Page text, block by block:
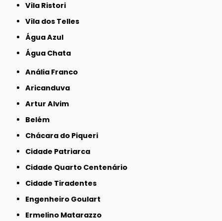
Vila Ristori
Vila dos Telles
Água Azul
Água Chata
Anália Franco
Aricanduva
Artur Alvim
Belém
Chácara do Piqueri
Cidade Patriarca
Cidade Quarto Centenário
Cidade Tiradentes
Engenheiro Goulart
Ermelino Matarazzo